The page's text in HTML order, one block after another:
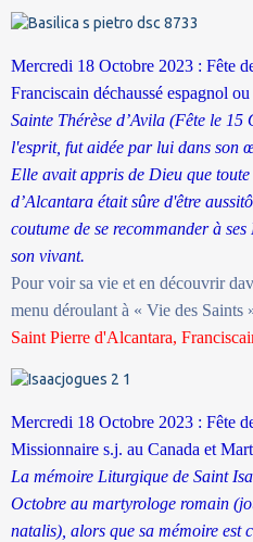
Mercredi 18 Octobre 2023 : Fête
Franciscain déchaussé espagnol
Sainte Thérèse d’Avila (Fête le
l'esprit, fut aidée par lui dans son
Elle avait appris de Dieu que
d’Alcantara était sûre d'être
coutume de se recommander à
son vivant.
Pour voir sa vie et en découvrir
menu déroulant à « Vie des Saints
Saint Pierre d'Alcantara,
Mercredi 18 Octobre 2023 : Fête
Missionnaire s.j. au Canada et
La mémoire Liturgique de Saint
Octobre au martyrologe romain
natalis), alors que sa mémoire est